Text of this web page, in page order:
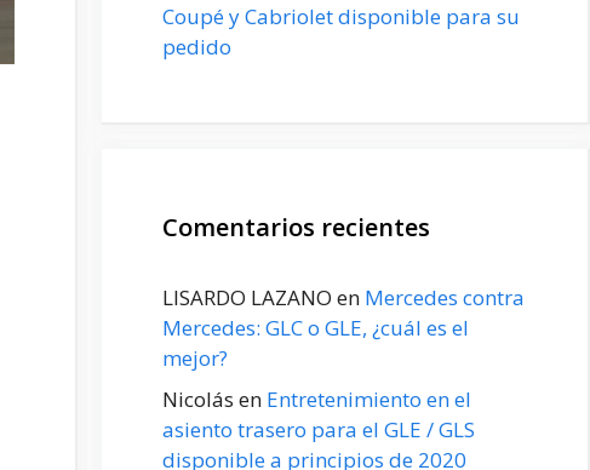
Coupé y Cabriolet disponible para su
pedido
Comentarios recientes
LISARDO LAZANO en Mercedes contra
Mercedes: GLC o GLE, ¿cuál es el
mejor?
Nicolás en Entretenimiento en el
asiento trasero para el GLE / GLS
disponible a principios de 2020